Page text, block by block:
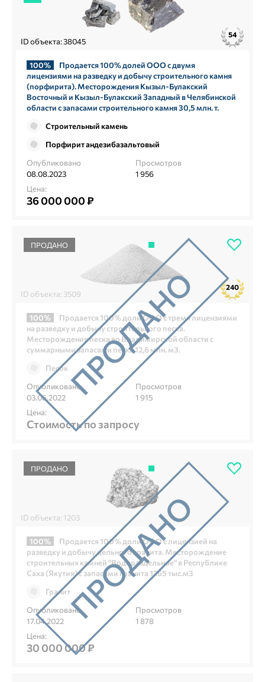
ID объекта: 38045
54
100%
Продается 100% долей ООО с двумя
лицензиями на разведку и добычу строительного камня
(порфирита). Месторождения Кызыл-Булакский
Восточный и Кызыл-Булакский Западный в Челябинской
области с запасами строительного камня 30,5 млн. т.
Строительный камень
Порфирит андезибазальтовый
Опубликовано
08.08.2023
Просмотров
1 956
Цена:
36 000 000 ₽
ПРОДАНО
ID объекта: 3509
240
100%
Продается 100% доли ООО с тремя лицензиями
на разведку и добычу строительного песка.
Месторождения песка во Владимирской области с
суммарными запасами песка 12,6 млн. м3.
Песок
Опубликовано
03.06.2022
Просмотров
1 915
Цена:
Стоимость по запросу
ПРОДАНО
ID объекта: 1203
100%
Продается 100% доли ООО с лицензией на
разведку и добычу цельного гранита. Месторождение
строительных камней "Водораздельное" в Республике
Саха (Якутия) с запасами гранита 1265 тыс.м3
Гранит
Опубликовано
17.04.2022
Просмотров
1 878
Цена:
30 000 000 ₽